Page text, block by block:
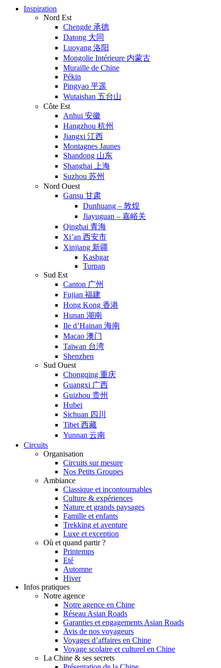
Inspiration
Nord Est
Chengde 承德
Datong 大同
Luoyang 洛阳
Mongolie Intérieure 内蒙古
Muraille de Chine
Pékin
Pingyao 平遥
Wutaishan 五台山
Côte Est
Anhui 安徽
Hangzhou 杭州
Jiangxi 江西
Montagnes Jaunes
Shandong 山东
Shanghai 上海
Suzhou 苏州
Nord Ouest
Gansu 甘肃
Dunhuang – 敦煌
Jiayuguan – 嘉峪关
Qinghai 青海
Xi’an 西安市
Xinjiang 新疆
Kashgar
Turpan
Sud Est
Canton 广州
Fujian 福建
Hong Kong 香港
Hunan 湖南
Ile d’Hainan 海南
Macao 澳门
Taïwan 台湾
Shenzhen
Sud Ouest
Chongqing 重庆
Guangxi 广西
Guizhou 贵州
Hubei
Sichuan 四川
Tibet 西藏
Yunnan 云南
Circuits
Organisation
Circuits sur mesure
Nos Petits Groupes
Ambiance
Classique et incontournables
Culture & expériences
Nature et grands paysages
Famille et enfants
Trekking et aventure
Luxe et exception
Où et quand partir ?
Printemps
Eté
Automne
Hiver
Infos pratiques
Notre agence
Notre agence en Chine
Réseau Asian Roads
Garanties et engagements Asian Roads
Avis de nos voyageurs
Voyages d’affaires en Chine
Voyage scolaire et culturel en Chine
La Chine & ses secrets